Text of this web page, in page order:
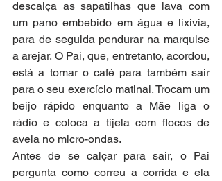
descalça as sapatilhas que lava com
um pano embebido em água e lixivia,
para de seguida pendurar na marquise
a arejar. O Pai, que, entretanto, acordou,
está a tomar o café para também sair
para o seu exercício matinal. Trocam um
beijo rápido enquanto a Mãe liga o
rádio e coloca a tijela com flocos de
aveia no micro-ondas.
Antes de se calçar para sair, o Pai
pergunta como correu a corrida e ela